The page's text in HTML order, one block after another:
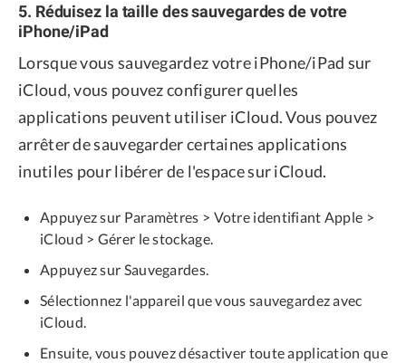
5. Réduisez la taille des sauvegardes de votre
iPhone/iPad
Lorsque vous sauvegardez votre iPhone/iPad sur
iCloud, vous pouvez configurer quelles
applications peuvent utiliser iCloud. Vous pouvez
arrêter de sauvegarder certaines applications
inutiles pour libérer de l'espace sur iCloud.
Appuyez sur Paramètres > Votre identifiant Apple >
iCloud > Gérer le stockage.
Appuyez sur Sauvegardes.
Sélectionnez l'appareil que vous sauvegardez avec
iCloud.
Ensuite, vous pouvez désactiver toute application que